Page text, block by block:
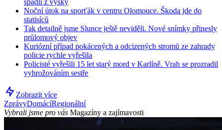
spadli z výšky
Noční útok na sporťák v centru Olomouce. Škoda jde do
statisíců
Tak detailně jsme Slunce ještě neviděli. Nové snímky přinesly
průlomový objev
Kuriózní případ pokácených a odcizených stromů ze zahrady
policie rychle vyřešila
Policisté vyřešili 15 let starý mord v Karlíně. Vrah se prozradil
vyhrožováním sestře
Zobrazit více
ZprávyDomácíRegionální
Vybrali jsme pro vás Magazíny a zajímavosti